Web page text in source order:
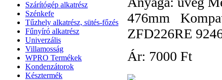
Szárítógép alkatrész
Szénkefe
Tűzhely alkatrész, sütés-főzés
Fűnyíró alkatrész
Univerzális
Villamosság
WPRO Termékek
Kondenzátorok
Késztermék
476mm
ZFD226RE
Ár: 7000 Ft